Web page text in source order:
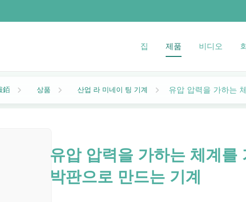
집 제품 비디오
銆 상품 산업 라 미네이 팅 기계 유압 압력을 가하는
유압 압력을 가하는 체계를
박판으로 만드는 기계